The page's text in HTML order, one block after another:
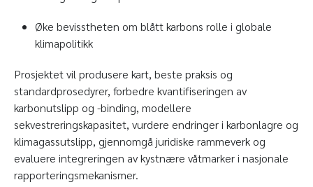
Øke bevisstheten om blått karbons rolle i globale
klimapolitikk
Prosjektet vil produsere kart, beste praksis og
standardprosedyrer, forbedre kvantifiseringen av
karbonutslipp og -binding, modellere
sekvestreringskapasitet, vurdere endringer i karbonlagre og
klimagassutslipp, gjennomgå juridiske rammeverk og
evaluere integreringen av kystnære våtmarker i nasjonale
rapporteringsmekanismer.